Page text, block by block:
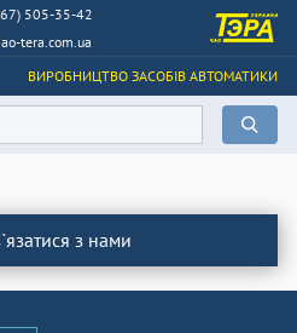
505-35-42
tera.com.ua
ВИРОБНИЦТВО ЗАСОБІВ АВТОМАТИКИ
з нами